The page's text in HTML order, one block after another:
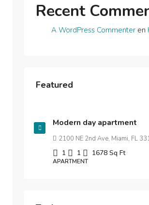
Recent
A WordPress Commenter en
Featured
Modern day apartment
2100 NE 2nd Ave, Miami, FL
1 1 1678 Sq Ft
APARTMENT